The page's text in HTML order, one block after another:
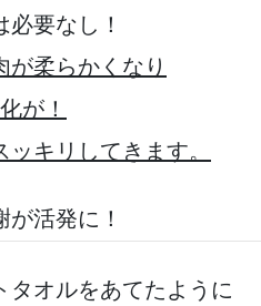
要なし！
柔らかくなり
が！
キリしてきます。
活発に！
タオルをあてたように